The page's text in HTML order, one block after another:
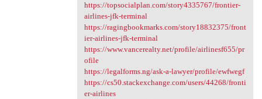
https://topsocialplan.com/story4335767/frontier-
airlines-jfk-terminal
https://ragingbookmarks.com/story18832375/front
ier-airlines-jfk-terminal
https://www.vancerealty.net/profile/airlinesf655/pr
ofile
https://legalforms.ng/ask-a-lawyer/profile/ewfwegf
https://cs50.stackexchange.com/users/44268/fronti
er-airlines